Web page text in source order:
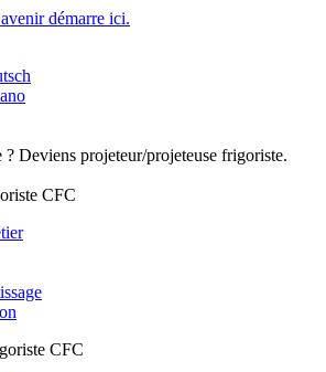
? Deviens projeteur/projeteuse frigoriste.
CFC
CFC